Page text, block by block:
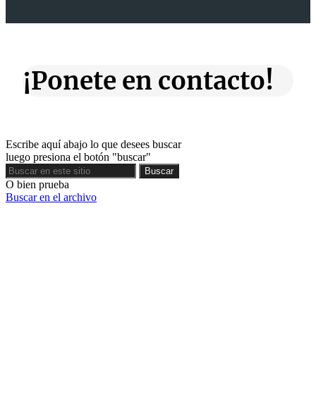
¡Ponete en contacto!
Escribe aquí abajo lo que desees buscar
luego presiona el botón "buscar"
Buscar
Buscar
O bien prueba
Buscar en el archivo